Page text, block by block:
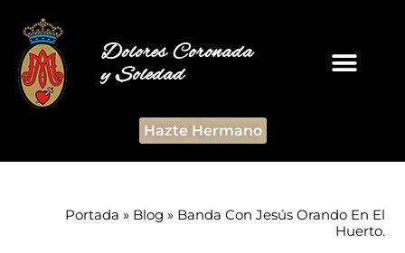
Dolores Coronada
y Soledad
Hazte Hermano
Portada » Blog » Banda Con Jesús Orando En El
Huerto.